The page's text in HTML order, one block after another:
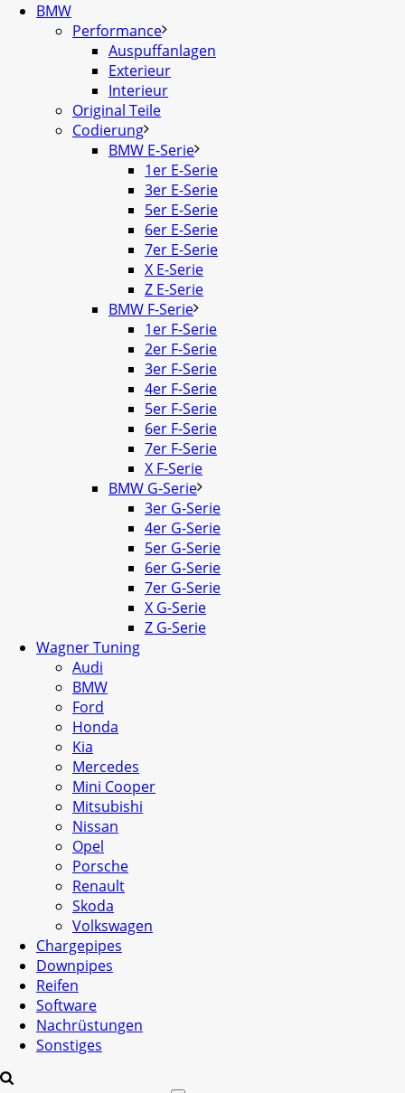
BMW
Performance
Auspuffanlagen
Exterieur
Interieur
Original Teile
Codierung
BMW E-Serie
1er E-Serie
3er E-Serie
5er E-Serie
6er E-Serie
7er E-Serie
X E-Serie
Z E-Serie
BMW F-Serie
1er F-Serie
2er F-Serie
3er F-Serie
4er F-Serie
5er F-Serie
6er F-Serie
7er F-Serie
X F-Serie
BMW G-Serie
3er G-Serie
4er G-Serie
5er G-Serie
6er G-Serie
7er G-Serie
X G-Serie
Z G-Serie
Wagner Tuning
Audi
BMW
Ford
Honda
Kia
Mercedes
Mini Cooper
Mitsubishi
Nissan
Opel
Porsche
Renault
Skoda
Volkswagen
Chargepipes
Downpipes
Reifen
Software
Nachrüstungen
Sonstiges